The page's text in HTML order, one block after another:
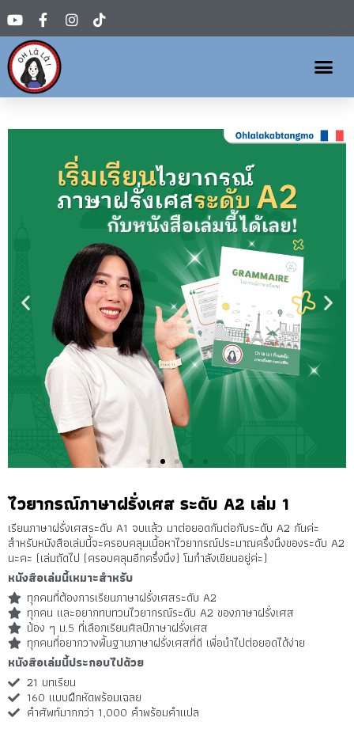
ไวยากรณ์ภาษาฝรั่งเศส ระดับ A2 เล่ม 1
เรียนภาษาฝรั่งเศสระดับ A1 จบแล้ว มาต่อยอดกันต่อกับระดับ A2 กันค่ะ
สำหรับหนังสือเล่มนี้จะครอบคลุมเนื้อหาไวยากรณ์ประมาณครึ่งนึงของระดับ A2
นะคะ (เล่มถัดไป (ครอบคลุมอีกครึ่งนึง) โมกำลังเขียนอยู่ค่ะ)
หนังสือเล่มนี้เหมาะสำหรับ
ทุกคนที่ต้องการเรียนภาษาฝรั่งเศสระดับ A2
ทุกคน และอยากทบทวนไวยากรณ์ระดับ A2 ของภาษาฝรั่งเศส
น้อง ๆ ม.5 ที่เลือกเรียนศิลป์ภาษาฝรั่งเศส
ทุกคนที่อยากวางพื้นฐานภาษาฝรั่งเศสที่ดี เพื่อนำไปต่อยอดได้ง่าย
หนังสือเล่มนี้ประกอบไปด้วย
21 บทเรียน
160 แบบฝึกหัดพร้อมเฉลย
คำศัพท์มากกว่า 1,000 คำพร้อมคำแปล